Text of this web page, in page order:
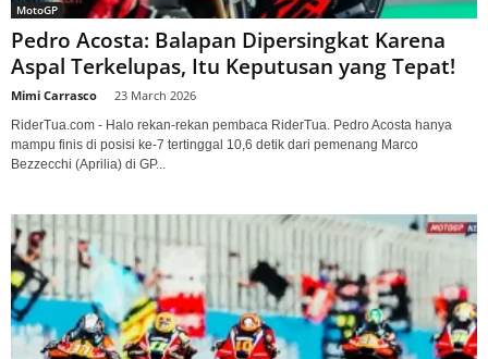
MotoGP
Pedro Acosta: Balapan Dipersingkat Karena
Aspal Terkelupas, Itu Keputusan yang Tepat!
Mimi Carrasco 23 March 2026
RiderTua.com - Halo rekan-rekan pembaca RiderTua. Pedro Acosta hanya
mampu finis di posisi ke-7 tertinggal 10,6 detik dari pemenang Marco
Bezzecchi (Aprilia) di GP...